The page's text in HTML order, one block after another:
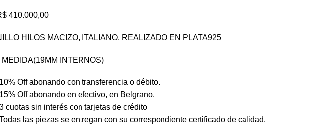
410.000,00
HILOS MACIZO, ITALIANO, REALIZADO EN PLATA925
MEDIDA(19MM INTERNOS)
10% Off abonando con transferencia o débito.
15% Off abonando en efectivo, en Belgrano.
3 cuotas sin interés con tarjetas de crédito
Todas las piezas se entregan con su correspondiente certificado de calidad.